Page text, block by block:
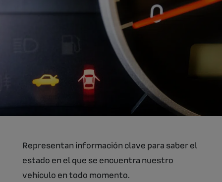
Representan información clave para saber el
estado en el que se encuentra nuestro
vehículo en todo momento.